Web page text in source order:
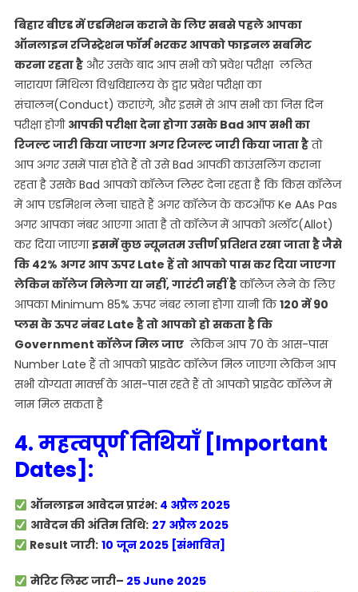
बिहार बीएड में एडमिशन कराने के लिए सबसे पहले आपका
ऑनलाइन रजिस्ट्रेशन फॉर्म भरकर आपको फाइनल सबमिट
करना रहता हैऔर उसके बाद आप सभी को प्रवेश परीक्षा ललित
नारायण मिथिला विश्वविद्यालय के द्वार प्रवेश परीक्षा का
संचालन(Conduct) कराएंगे, और इसमें से आप सभी का जिस दिन
परीक्षा होगी आपकी परीक्षा देना होगा उसके Bad आप सभी का
रिजल्ट जारी किया जाएगा अगर रिजल्ट जारी किया जाता हैतो
आप अगर उसमें पास होते हैं तो उसे Bad आपकी काउंसलिंग कराना
रहता है उसके Bad आपको कॉलेज लिस्ट देना रहता है कि किस कॉलेज
में आप एडमिशन लेना चाहते हैं अगर कॉलेज के कटऑफ Ke AAs Pas
अगर आपका नंबर आएगा आता है तो कॉलेज में आपको अलॉट(Allot)
कर दिया जाएगाइसमें कुछ न्यूनतम उत्तीर्ण प्रतिशत रखा जाता है जैसे
कि 42% अगर आप ऊपर Late हैं तो आपको पास कर दिया जाएगा
लेकिन कॉलेज मिलेगा या नहीं, गारंटी नहीं हैकॉलेज लेने के लिए
आपका Minimum 85% ऊपर नंबर लाना होगा यानी कि120 में 90
प्लस के ऊपर नंबर Late है तो आपको हो सकता है कि
Government कॉलेज मिल जाएलेकिन आप 70 के आस-पास
Number Late हैं तो आपको प्राइवेट कॉलेज मिल जाएगा लेकिन आप
सभी योग्यता मार्क्स के आस-पास रहते हैं तो आपको प्राइवेट कॉलेज में
नाम मिल सकता है
4. महत्वपूर्ण तिथियाँ [Important
Dates]:
ऑनलाइन आवेदन प्रारंभ: 4 अप्रैल 2025
आवेदन की अंतिम तिथि: 27 अप्रैल 2025
Result जारी: 10 जून 2025 [संभावित]
मेरिट लिस्ट जारी– 25 June 2025